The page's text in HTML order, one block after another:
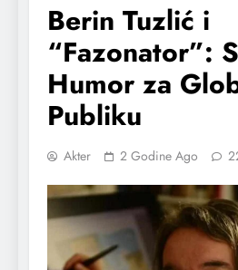
Berin Tuzlić i
“Fazonator”:
Humor za
Publiku
Akter 2 Godine Ago